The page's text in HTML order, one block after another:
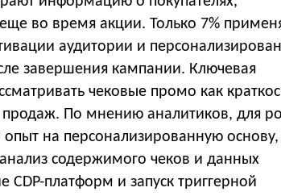
во время акции. Только 7%
аудитории и
завершения кампании. Ключевая
чековые промо как
По мнению аналитиков, для
на персонализированную основу,
содержимого чеков и данных
CDP-платформ и запуск триггерной